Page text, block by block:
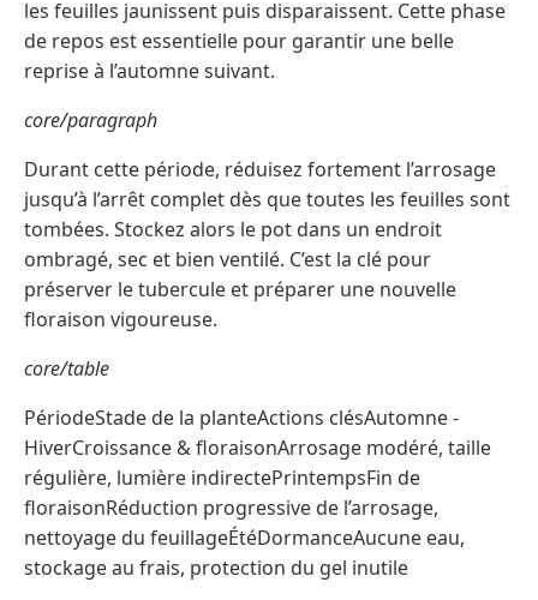
les feuilles jaunissent puis disparaissent. Cette phase
de repos est essentielle pour garantir une belle
reprise à l’automne suivant.
core/paragraph
Durant cette période, réduisez fortement l’arrosage
jusqu’à l’arrêt complet dès que toutes les feuilles sont
tombées. Stockez alors le pot dans un endroit
ombragé, sec et bien ventilé. C’est la clé pour
préserver le tubercule et préparer une nouvelle
floraison vigoureuse.
core/table
PériodeStade de la planteActions clésAutomne -
HiverCroissance & floraisonArrosage modéré, taille
régulière, lumière indirectePrintempsFin de
floraisonRéduction progressive de l’arrosage,
nettoyage du feuillageÉtéDormanceAucune eau,
stockage au frais, protection du gel inutile